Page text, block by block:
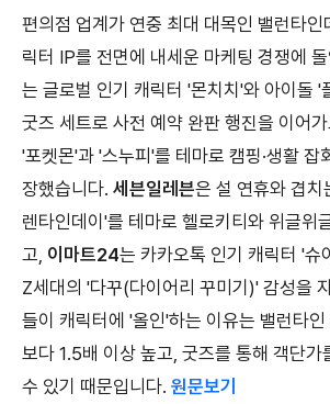
편의점 업계가 연중 최대 대목인 밸런타인
릭터 IP를 전면에 내세운 마케팅 경쟁에
는 글로벌 인기 캐릭터 '몬치치'와 아이돌 '
굿즈 세트로 사전 예약 완판 행진을 이어가
'포켓몬'과 '스누피'를 테마로 캠핑·생활 잡
장했습니다. 세븐일레븐은 설 연휴와 겹치
렌타인데이'를 테마로 헬로키티와 위글위
고, 이마트24는 카카오톡 인기 캐릭터 '슈
Z세대의 '다꾸(다이어리 꾸미기)' 감성을
들이 캐릭터에 '올인'하는 이유는 밸런타
보다 1.5배 이상 높고, 굿즈를 통해 객단가
수 있기 때문입니다. 원문보기